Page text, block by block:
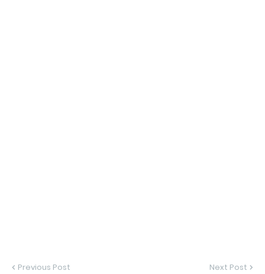
Previous Post Next Post